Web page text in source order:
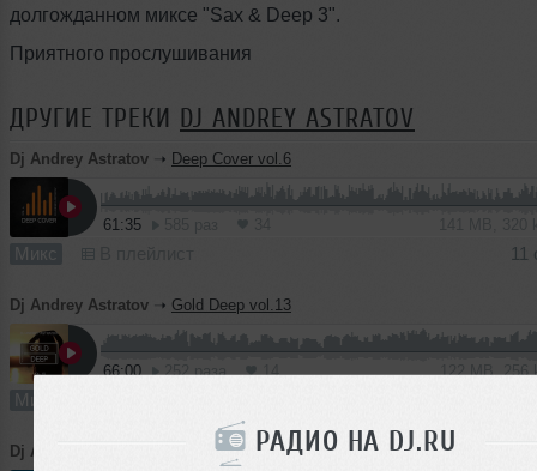
РАДИО НА DJ.RU
долгожданном миксе "Sax & Deep 3".
Приятного прослушивания
ДРУГИЕ ТРЕКИ DJ ANDREY ASTRATOV
Dj Andrey Astratov ➝ Deep Cover vol.6
61:35
Микс 11
Dj Andrey Astratov ➝ Gold Deep vol.13
66:00 252 раза 14 122 MB, 256
Микс
Dj Andrey Astratov Sax & Deep vol.2